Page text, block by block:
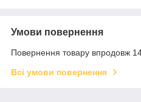
Умови повернення
Повернення товару впродовж
Всі умови повернення